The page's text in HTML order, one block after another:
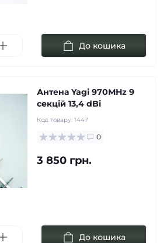
До кошика
Антена Yagi 970MHz 9
cекцій 13,4 dBi
Код товару: 1447
0
3 850 грн.
До кошика